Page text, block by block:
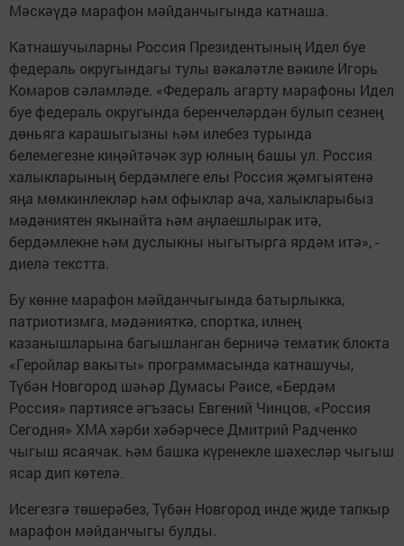
Мәскәүдә марафон мәйданчыгында катнаша.
Катнашучыларны Россия Президентының Идел буе
федераль округындагы тулы вәкаләтле вәкиле Игорь
Комаров сәламләде. «Федераль агарту марафоны Идел
буе федераль округында беренчеләрдән булып сезнең
дөньяга карашыгызны һәм илебез турында
белемегезне киңәйтәчәк зур юлның башы ул. Россия
халыкларының бердәмлеге елы Россия җәмгыятенә
яңа мөмкинлекләр һәм офыклар ача, халыкларыбыз
мәдәниятен якынайта һәм аңлаешлырак итә,
бердәмлекне һәм дуслыкны ныгытырга ярдәм итә», -
диелә текстта.
Бу көнне марафон мәйданчыгында батырлыкка,
патриотизмга, мәдәнияткә, спортка, илнең
казанышларына багышланган берничә тематик блокта
«Геройлар вакыты» программасында катнашучы,
Түбән Новгород шәһәр Думасы Рәисе, «Бердәм
Россия» партиясе әгъзасы Евгений Чинцов, «Россия
Сегодня» ХМА хәрби хәбәрчесе Дмитрий Радченко
чыгыш ясаячак. һәм башка күренекле шәхесләр чыгыш
ясар дип көтелә.
Исегезгә төшерәбез, Түбән Новгород инде җиде тапкыр
марафон мәйданчыгы булды.